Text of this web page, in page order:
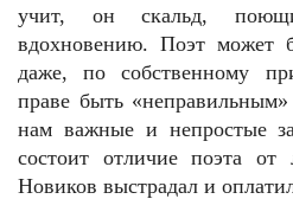
учит, он скальд,
вдохновению. Поэт может
даже, по собственному
праве быть
нам важные и непростые
состоит отличие поэта от
Новиков выстрадал и